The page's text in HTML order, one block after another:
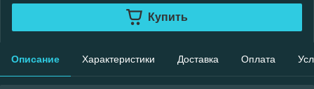
Купить
Описание Характеристики Доставка Оплата